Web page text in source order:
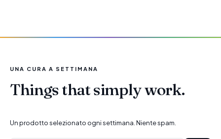
UNA CURA A SETTIMANA
Things that simply work.
Un prodotto selezionato ogni settimana. Niente spam.